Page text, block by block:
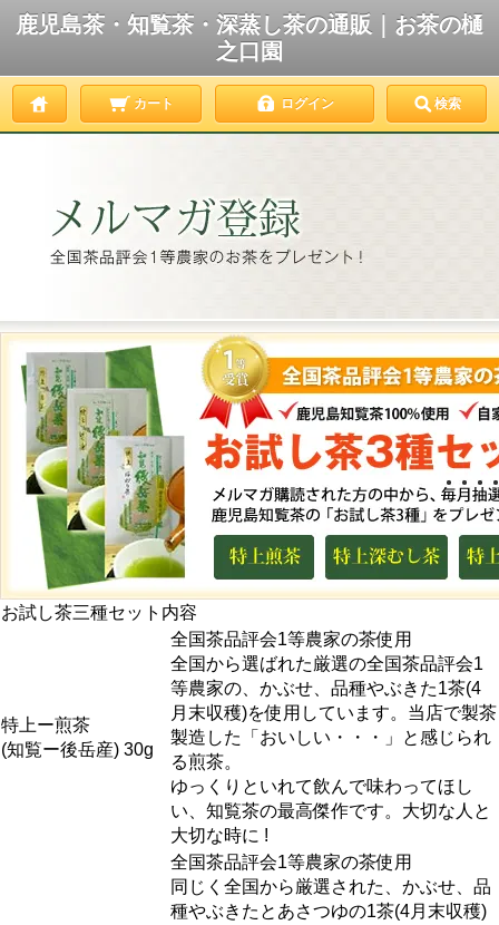
鹿児島茶・知覧茶・深蒸し茶の通販｜お茶の樋
之口園
カート ログイン 検索
お試し茶三種セット内容
特上ー煎茶
(知覧ー後岳産) 30g
全国茶品評会1等農家の茶使用
全国から選ばれた厳選の全国茶品評会1
等農家の、かぶせ、品種やぶきた1茶(4
月末収穫)を使用しています。当店で製茶
製造した「おいしい・・・」と感じられ
る煎茶。
ゆっくりといれて飲んで味わってほし
い、知覧茶の最高傑作です。大切な人と
大切な時に !
全国茶品評会1等農家の茶使用
同じく全国から厳選された、かぶせ、品
種やぶきたとあさつゆの1茶(4月末収穫)